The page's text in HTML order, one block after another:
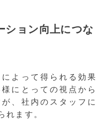
ション向上につな
よって得られる効果
にとっての視点から
、社内のスタッフに
ます。